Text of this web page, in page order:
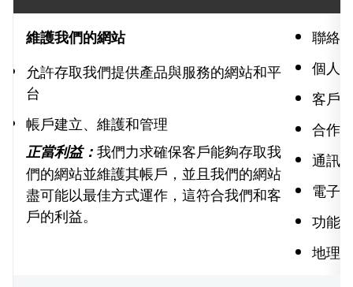
維護我們的網站
允許存取我們提供產品與服務的網站和平
台
帳戶建立、維護和管理
正當利益：我們力求確保客戶能夠存取我
們的網站並維護其帳戶，並且我們的網站
盡可能以最佳方式運作，這符合我們和客
戶的利益。
聯絡
個人
客戶
合作
通訊
電子
功能
地理